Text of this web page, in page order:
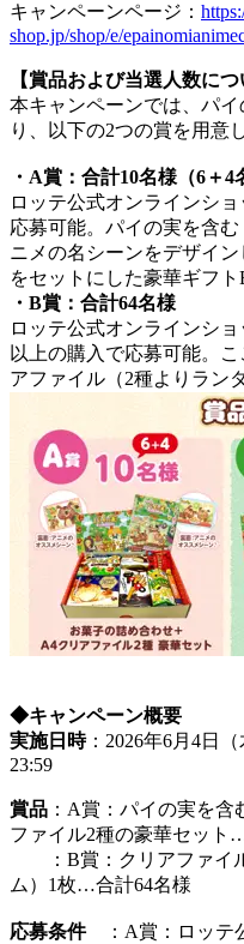
キャンペーンページ：
shop.jp/shop/e/
【賞品および当選人数につ
本キャンペーンでは、パ
り、以下の2つの賞を用意
・A賞：合計10名様（6＋4
ロッテ公式オンラインシ
応募可能。パイの実を含
ニメの名シーンをデザイン
をセットにした豪華ギフト
・B賞：合計64名様
ロッテ公式オンラインシ
以上の購入で応募可能。
アファイル（2種よりラン
◆キャンペーン概要
実施日時：2026年6月4日（
23:59
賞品 ：A賞：パイの実を
ファイル2種の豪華セット
：B賞：クリアファイ
ム）1枚…合計64名様
応募条件 ：A賞：ロッ